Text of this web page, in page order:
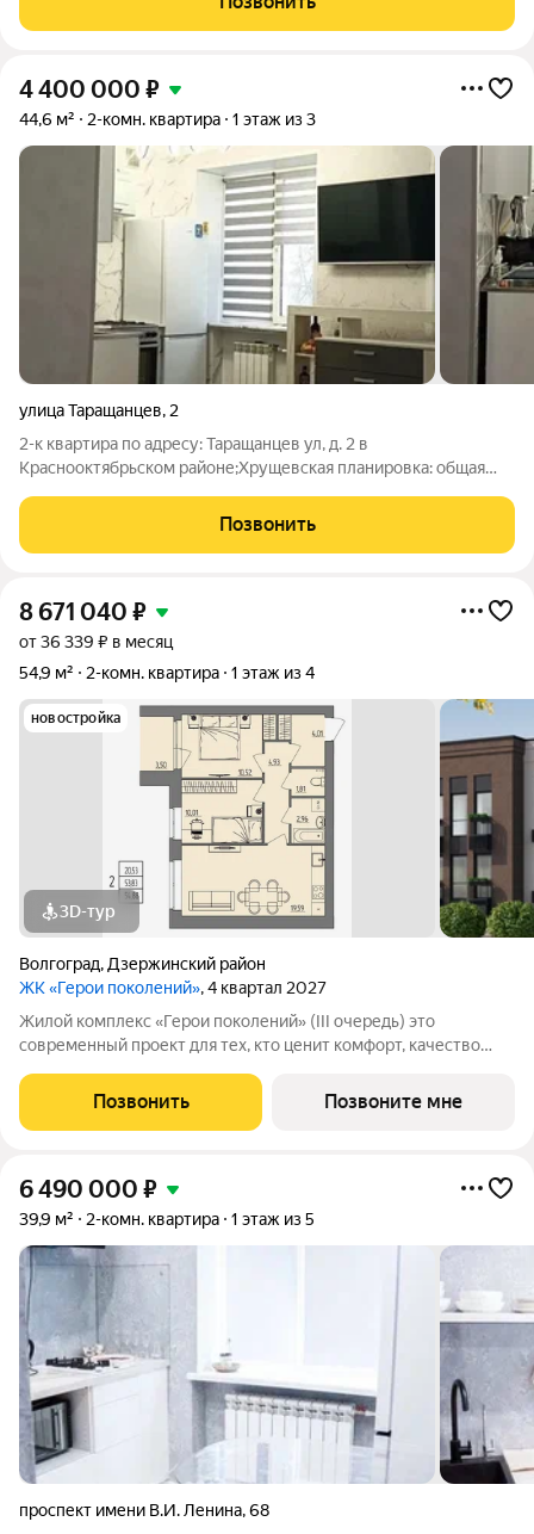
этажей открываются панорамные
4 400 000 ₽
44,6 м² 2-комн. квартира 1 этаж из 3
улица Таращанцев, 2
2-к квартира по адресу: Таращанцев ул, д. 2 в
Краснооктябрьском районе;Хрущевская планировка: общая
12.8 метровКвартира в хорошем состоянии. В августе 2025
года в квартире выполнен
Позвонить
8 671 040 ₽
от 36 339 ₽ в месяц
54,9 м²
2-комн. квартира 1 этаж из 4
новостройка
3D-тур
Волгоград, Дзержинский район
ЖК «Герои поколений», 4 квартал 2027
Жилой комплекс «Герои поколений» (III очередь) это
современный проект для тех, кто ценит комфорт, качество
сочетает малоэтажную застройку, продуманную
инфраструктуру и приватную атмосферу.
Позвонить Позвоните мне
6 490 000 ₽
39,9 м² 2-комн. квартира 1 этаж из 5
проспект имени В.И. Ленина,68